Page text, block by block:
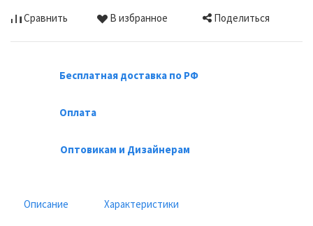
Сравнить В избранное Поделиться
Бесплатная доставка по РФ
Оплата
Оптовикам и Дизайнерам
Описание Характеристики